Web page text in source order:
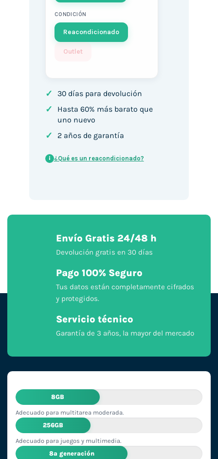
CONDICIÓN
Reacondicionado
Outlet
✓ 30 días para devolución
✓
Hasta 60% más barato que
uno nuevo
✓ 2 años de garantía
i ¿Qué es un reacondicionado?
Envío Gratis 24/48 h
Devolución gratis en 30 días
Pago 100% Seguro
Tus datos están completamente cifrados
y protegidos.
Servicio técnico
Garantía de 3 años, la mayor del mercado
8GB
Adecuado para multitarea moderada.
256GB
Adecuado para juegos y multimedia.
8ª generación